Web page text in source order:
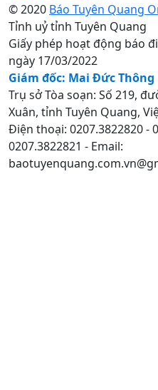
© 2020 Báo Tuyên Quang
Tỉnh uỷ tỉnh Tuyên Quang
Giấy phép hoạt động báo
ngày 17/03/2022
Giám đốc: Mai Đức Thông
Trụ sở Tòa soạn: Số 219,
Xuân, tỉnh Tuyên Quang,
Điện thoại: 0207.3822820 -
0207.3822821 - Email: